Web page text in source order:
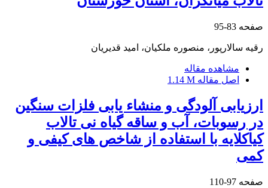
صفحه 83-95
رقیه سالارپور، منصوره ملکیان، امید قدیریان
مشاهده مقاله
اصل مقاله 1.14 M
ارزیابی آلودگی و منشاء یابی فلزات سنگین
در رسوبات، آب و ساقه گیاه نی تالاب
کیاکلایه با استفاده از شاخص های کیفی و
کمی
صفحه 97-110